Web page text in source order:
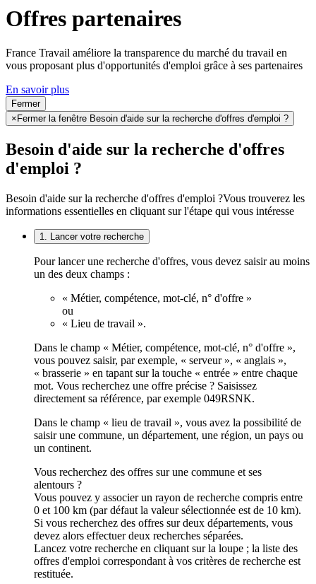
Offres partenaires
France Travail améliore la transparence du marché du travail en
vous proposant plus d'opportunités d'emploi grâce à ses partenaires
En savoir plus
Fermer
× Fermer la fenêtre Besoin d'aide sur la recherche d'offres d'emploi ?
Besoin d'aide sur la recherche d'offres
d'emploi ?
Besoin d'aide sur la recherche d'offres d'emploi ?Vous trouverez les
informations essentielles en cliquant sur l'étape qui vous intéresse
1. Lancer votre recherche
Pour lancer une recherche d'offres, vous devez saisir au moins
un des deux champs :
« Métier, compétence, mot-clé, n° d'offre »
ou
« Lieu de travail ».
Dans le champ « Métier, compétence, mot-clé, n° d'offre »,
vous pouvez saisir, par exemple, « serveur », « anglais »,
« brasserie » en tapant sur la touche « entrée » entre chaque
mot. Vous recherchez une offre précise ? Saisissez
directement sa référence, par exemple 049RSNK.
Dans le champ « lieu de travail », vous avez la possibilité de
saisir une commune, un département, une région, un pays ou
un continent.
Vous recherchez des offres sur une commune et ses
alentours ?
Vous pouvez y associer un rayon de recherche compris entre
0 et 100 km (par défaut la valeur sélectionnée est de 10 km).
Si vous recherchez des offres sur deux départements, vous
devez alors effectuer deux recherches séparées.
Lancez votre recherche en cliquant sur la loupe ; la liste des
offres d'emploi correspondant à vos critères de recherche est
restituée.